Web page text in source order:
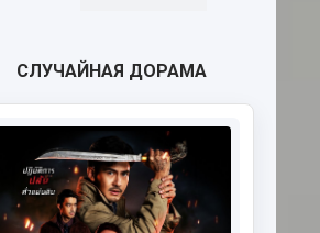
СЛУЧАЙНАЯ ДОРАМА